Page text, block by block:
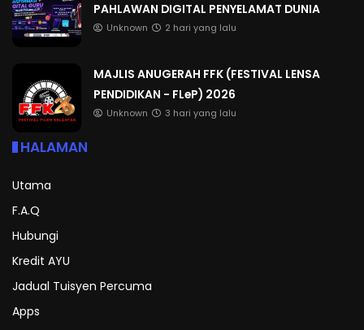
PAHLAWAN DIGITAL PENYELAMAT DUNIA
Unknown 2 hari yang lalu
MAJLIS ANUGERAH FFK (FESTIVAL LENSA
PENDIDIKAN - FLeP) 2026
Unknown 3 hari yang lalu
HALAMAN
Utama
F.A.Q
Hubungi
Kredit AYU
Jadual Tuisyen Percuma
Apps